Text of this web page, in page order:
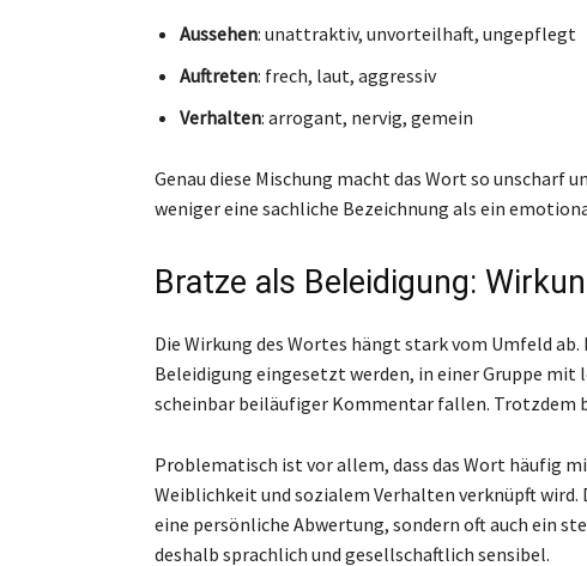
Aussehen: unattraktiv, unvorteilhaft, ungepflegt
Auftreten: frech, laut, aggressiv
Verhalten: arrogant, nervig, gemein
Genau diese Mischung macht das Wort so unscharf
weniger eine sachliche Bezeichnung als ein
Bratze als Beleidigung:
Die Wirkung des Wortes hängt stark vom Umfeld
Beleidigung eingesetzt werden, in einer Gruppe mit
scheinbar beiläufiger Kommentar fallen. Trotzdem
Problematisch ist vor allem, dass das Wort häufig
Weiblichkeit und sozialem Verhalten verknüpft
eine persönliche Abwertung, sondern oft auch ein
deshalb sprachlich und gesellschaftlich sensibel.